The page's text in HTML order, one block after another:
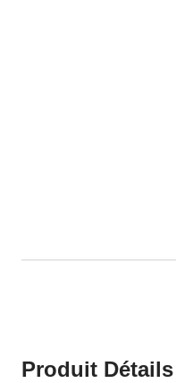
Produit Détails